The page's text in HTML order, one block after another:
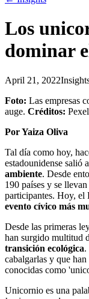
Los
dominar
April 21, 2022
Foto: Las empresas
auge. Créditos:
Por Yaiza Oliva
Tal día como hoy,
estadounidense salió
ambiente. Desde
190 países y se
participantes. Hoy, el
evento cívico más
Desde las primeras
han surgido multitud
transición ecológica.
cabalgarlas y que
conocidas como
Unicornio es una